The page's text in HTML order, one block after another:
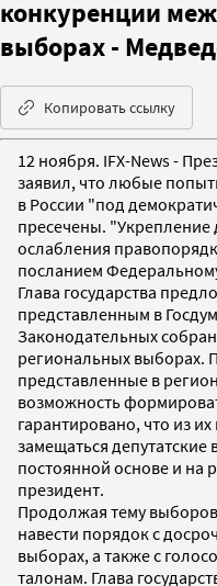
конкуренции
выборах -
Копировать ссылку
12 ноября. IFX-News -
заявил, что любые
в России "под
пресечены. "Укрепление
ослабления
посланием
Глава государства
представленным в
Законодательных
региональных выборах.
представленные в
возможность
гарантировано, что из
замещаться
постоянной основе и на
президент.
Продолжая тему
навести порядок с
выборах, а также с
талонам. Глава